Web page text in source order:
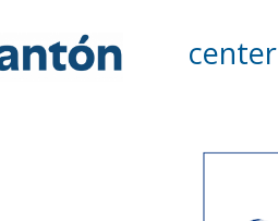
center